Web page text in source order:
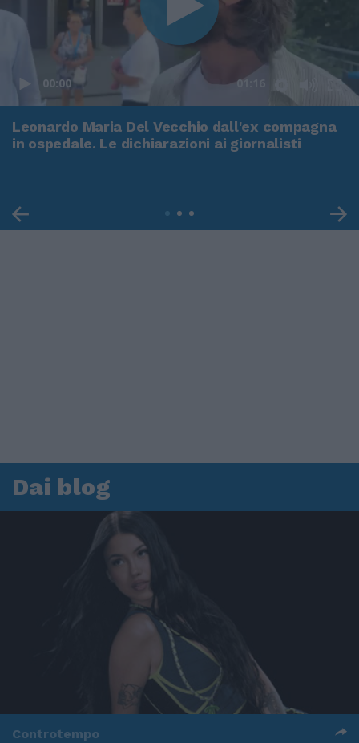
00:00 01:16
Leonardo Maria Del Vecchio dall'ex compagna
in ospedale. Le dichiarazioni ai giornalisti
Dai blog
Controtempo